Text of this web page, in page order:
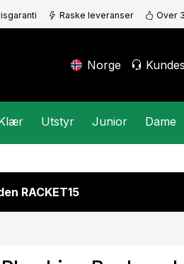
Raske leveranser Over
Norge
Utstyr Junior Dame
RACKET15